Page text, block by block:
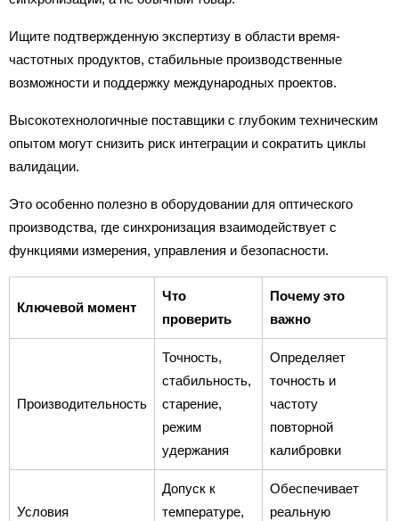
Ищите подтвержденную экспертизу в области время-
частотных продуктов, стабильные производственные
возможности и поддержку международных проектов.
Высокотехнологичные поставщики с глубоким техническим
опытом могут снизить риск интеграции и сократить циклы
валидации.
Это особенно полезно в оборудовании для оптического
производства, где синхронизация взаимодействует с
функциями измерения, управления и безопасности.
Ключевой момент
Что
проверить
Почему это
важно
Производительность
Точность,
стабильность,
старение,
режим
удержания
Определяет
точность и
частоту
повторной
калибровки
Условия
Допуск к
температуре,
Обеспечивает
реальную